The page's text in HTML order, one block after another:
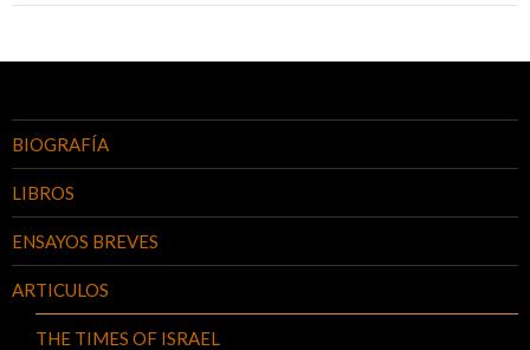
BIOGRAFÍA
LIBROS
ENSAYOS BREVES
ARTICULOS
THE TIMES OF ISRAEL